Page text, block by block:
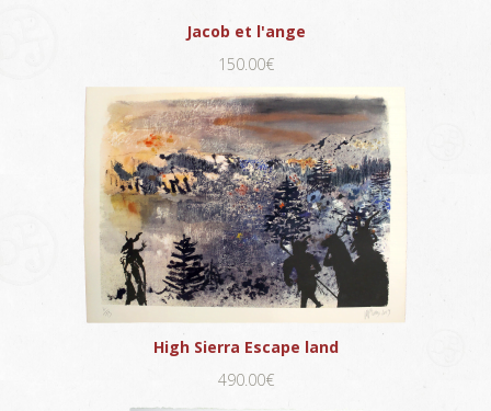
Jacob et l'ange
150.00€
High Sierra Escape land
490.00€